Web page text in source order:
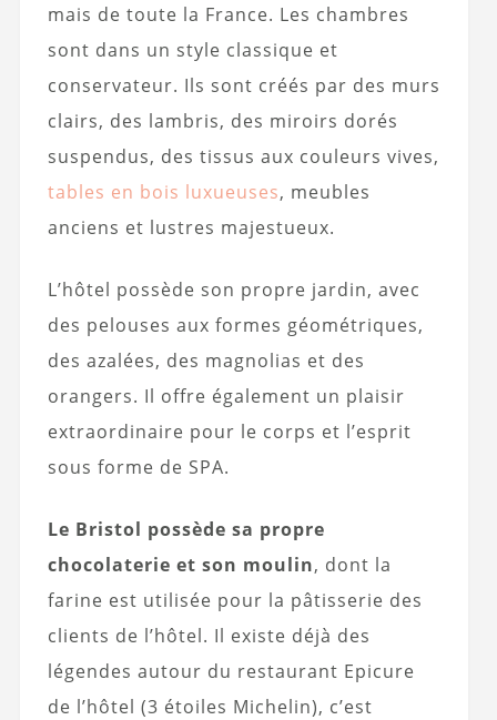
mais de toute la France. Les chambres
sont dans un style classique et
conservateur. Ils sont créés par des murs
clairs, des lambris, des miroirs dorés
suspendus, des tissus aux couleurs vives,
tables en bois luxueuses, meubles
anciens et lustres majestueux.
L’hôtel possède son propre jardin, avec
des pelouses aux formes géométriques,
des azalées, des magnolias et des
orangers. Il offre également un plaisir
extraordinaire pour le corps et l’esprit
sous forme de SPA.
Le Bristol possède sa propre
chocolaterie et son moulin, dont la
farine est utilisée pour la pâtisserie des
clients de l’hôtel. Il existe déjà des
légendes autour du restaurant Epicure
de l’hôtel (3 étoiles Michelin), c’est